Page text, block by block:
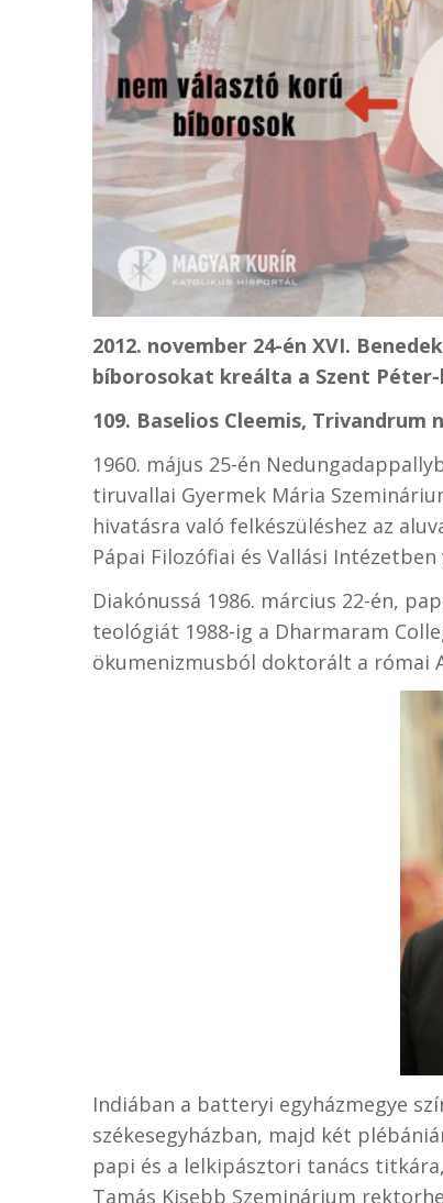
2012. november 24-én XVI.
bíborosokat kreálta a Szent Péter-
109. Baselios Cleemis,
1960. május 25-én
tiruvallai Gyermek Mária
hivatásra való felkészüléshez az
Pápai Filozófiai és Vallási Intézetben
Diakónussá 1986. március 22-én,
teológiát 1988-ig a Dharmaram
ökumenizmusból doktorált a római
Indiában a batteryi egyházmegye
székesegyházban, majd két
papi és a lelkipásztori tanács
Tamás Kisebb Szeminárium